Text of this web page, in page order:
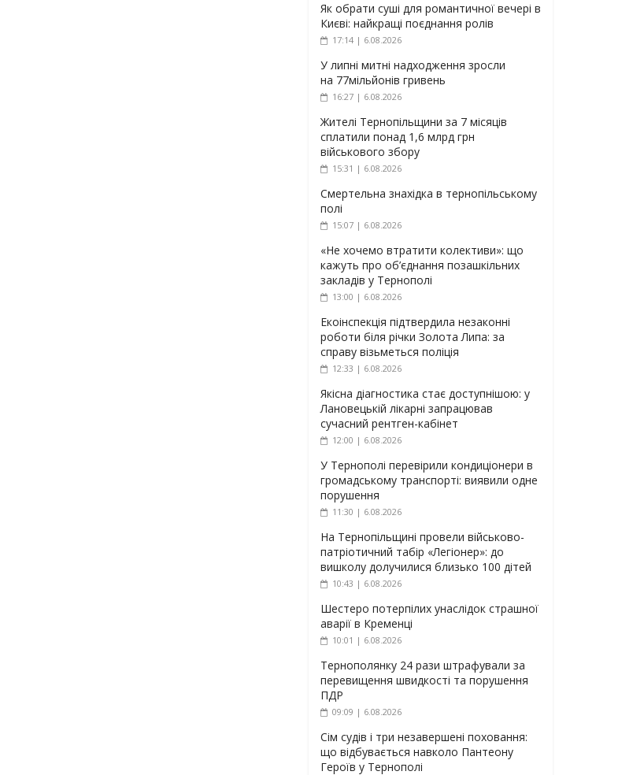
Як обрати суші для романтичної вечері в
Києві: найкращі поєднання ролів
17:14 | 6.08.2026
У липні митні надходження зросли
на 77мільйонів гривень
16:27 | 6.08.2026
Жителі Тернопільщини за 7 місяців
сплатили понад 1,6 млрд грн
військового збору
15:31 | 6.08.2026
Смертельна знахідка в тернопільському
полі
15:07 | 6.08.2026
«Не хочемо втратити колективи»: що
кажуть про об’єднання позашкільних
закладів у Тернополі
13:00 | 6.08.2026
Екоінспекція підтвердила незаконні
роботи біля річки Золота Липа: за
справу візьметься поліція
12:33 | 6.08.2026
Якісна діагностика стає доступнішою: у
Лановецькій лікарні запрацював
сучасний рентген-кабінет
12:00 | 6.08.2026
У Тернополі перевірили кондиціонери в
громадському транспорті: виявили одне
порушення
11:30 | 6.08.2026
На Тернопільщині провели військово-
патріотичний табір «Легіонер»: до
вишколу долучилися близько 100 дітей
10:43 | 6.08.2026
Шестеро потерпілих унаслідок страшної
аварії в Кременці
10:01 | 6.08.2026
Тернополянку 24 рази штрафували за
перевищення швидкості та порушення
ПДР
09:09 | 6.08.2026
Сім судів і три незавершені поховання:
що відбувається навколо Пантеону
Героїв у Тернополі